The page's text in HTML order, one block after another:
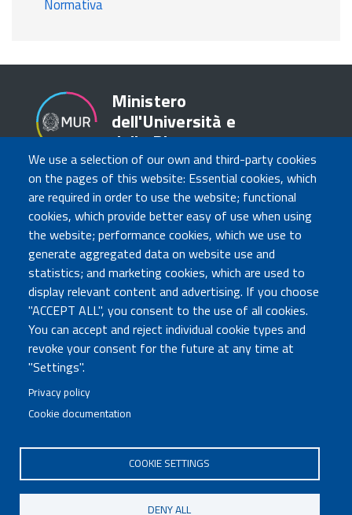
We use a selection of our own and third-party cookies
on the pages of this website: Essential cookies, which
are required in order to use the website; functional
cookies, which provide better easy of use when using
the website; performance cookies, which we use to
generate aggregated data on website use and
statistics; and marketing cookies, which are used to
display relevant content and advertising. If you choose
"ACCEPT ALL", you consent to the use of all cookies.
You can accept and reject individual cookie types and
revoke your consent for the future at any time at
"Settings".
Privacy policy
Cookie documentation
COOKIE SETTINGS
DENY ALL
Normativa
Ministero
dell'Università e
della Ricerca
TRASPARENZA
Amministrazione Trasparente
Atti di notifica
Albo online
Concorsi
COMUNICA CON NOI
Urp
Posta elettronica certificata
Sedi e contatti
Governo Italiano
Tutti i diritti riservati © 2020